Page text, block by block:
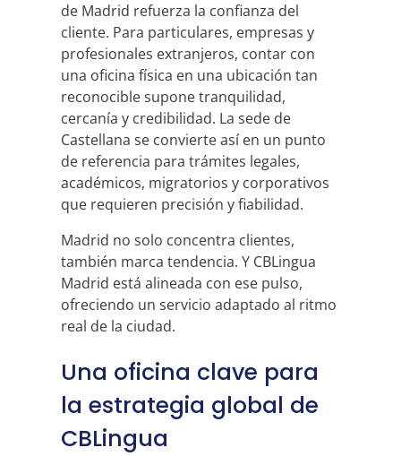
de Madrid refuerza la confianza del
cliente. Para particulares, empresas y
profesionales extranjeros, contar con
una oficina física en una ubicación tan
reconocible supone tranquilidad,
cercanía y credibilidad. La sede de
Castellana se convierte así en un punto
de referencia para trámites legales,
académicos, migratorios y corporativos
que requieren precisión y fiabilidad.
Madrid no solo concentra clientes,
también marca tendencia. Y CBLingua
Madrid está alineada con ese pulso,
ofreciendo un servicio adaptado al ritmo
real de la ciudad.
Una oficina clave para
la estrategia global de
CBLingua